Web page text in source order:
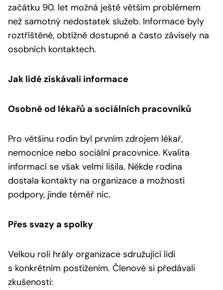
začátku 90. let možná ještě větším problémem
než samotný nedostatek služeb. Informace byly
roztříštěné, obtížně dostupné a často závisely na
osobních kontaktech.
Jak lidé získávali informace
Osobně od lékařů a sociálních pracovníků
Pro většinu rodin byl prvním zdrojem lékař,
nemocnice nebo sociální pracovnice. Kvalita
informací se však velmi lišila. Někde rodina
dostala kontakty na organizace a možnosti
podpory, jinde téměř nic.
Přes svazy a spolky
Velkou roli hrály organizace sdružující lidi
s konkrétním postižením. Členové si předávali
zkušenosti: